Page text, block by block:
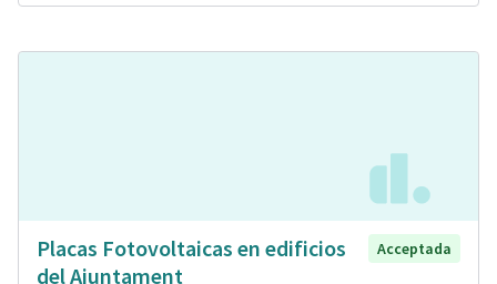
Placas Fotovoltaicas en edificios
del Ajuntament
Acceptada